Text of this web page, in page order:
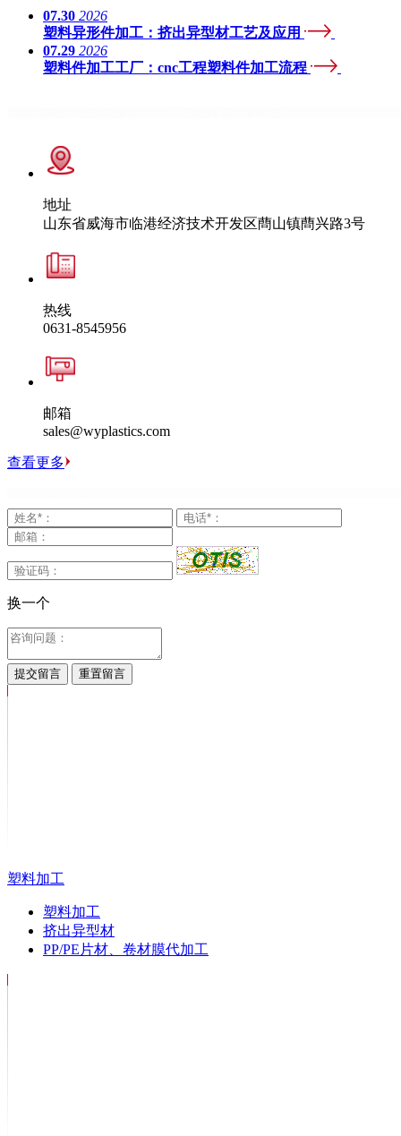
07.30 2026
塑料异形件加工：挤出异型材工艺及应用
07.29 2026
塑料件加工工厂：cnc工程塑料件加工流程
地址
山东省威海市临港经济技术开发区蔄山镇蔄兴路3号
热线
0631-8545956
邮箱
sales@wyplastics.com
查看更多
换一个
提交留言 重置留言
塑料加工
塑料加工
挤出异型材
PP/PE片材、卷材膜代加工